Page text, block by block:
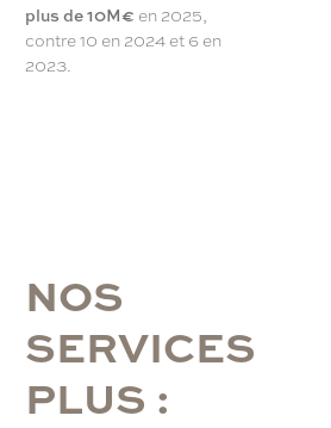
plus de10M€ en 2025,
contre 10 en 2024 et 6 en
2023.
NOS
SERVICES
PLUS :